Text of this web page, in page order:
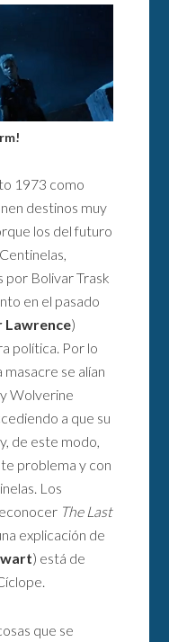
1973 como
destinos muy
los del futuro
Bolivar Trask
en el pasado
Lawrence)
política. Por lo
se alían
Wolverine
a que su
de este modo,
problema y con
Los
The Last
explicación de
) está de
que se